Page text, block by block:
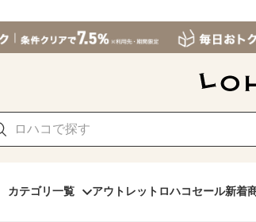
カテゴリ一覧 アウトレット ロハコセール新着